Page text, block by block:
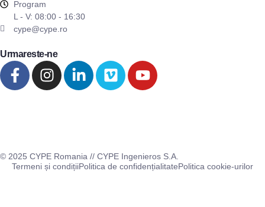
Program
L - V: 08:00 - 16:30
cype@cype.ro
Urmareste-ne
© 2025 CYPE Romania // CYPE Ingenieros S.A.
Termeni și condițiiPolitica de confidențialitatePolitica cookie-urilor